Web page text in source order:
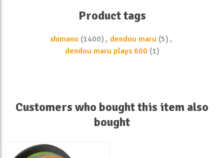
Product tags
shimano (1400) , dendou maru (5) ,
dendou maru plays 600 (1)
Customers who bought this item also
bought